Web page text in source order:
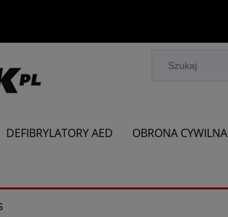
DEFIBRYLATORY AED OBRONA CYWILNA